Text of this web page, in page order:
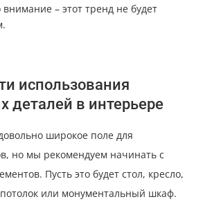
– этот тренд не будет
использования
деталей в интерьере
широкое поле для
но мы рекомендуем начинать с
Пусть это будет стол, кресло,
или монументальный шкаф.